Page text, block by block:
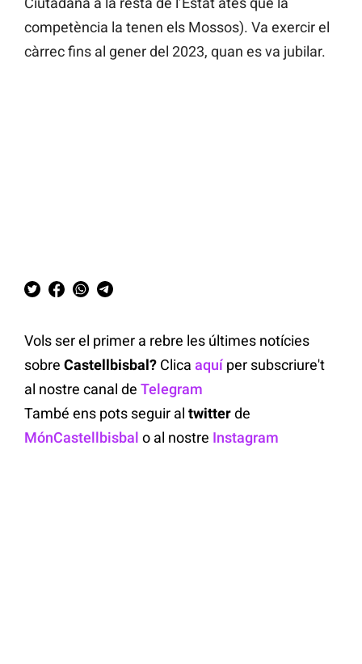
competència la tenen els Mossos). Va exercir el
càrrec fins al gener del 2023, quan es va jubilar.
Vols ser el primer a rebre les últimes notícies
sobre Castellbisbal? Clica aquí per subscriure't
al nostre canal de Telegram
També ens pots seguir al twitterde
MónCastellbisbal o al nostre Instagram